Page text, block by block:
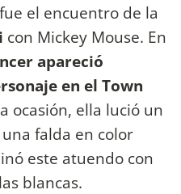
el encuentro de la
con Mickey Mouse. En
apareció
en el Town
ocasión, ella lució un
falda en color
este atuendo con
blancas.